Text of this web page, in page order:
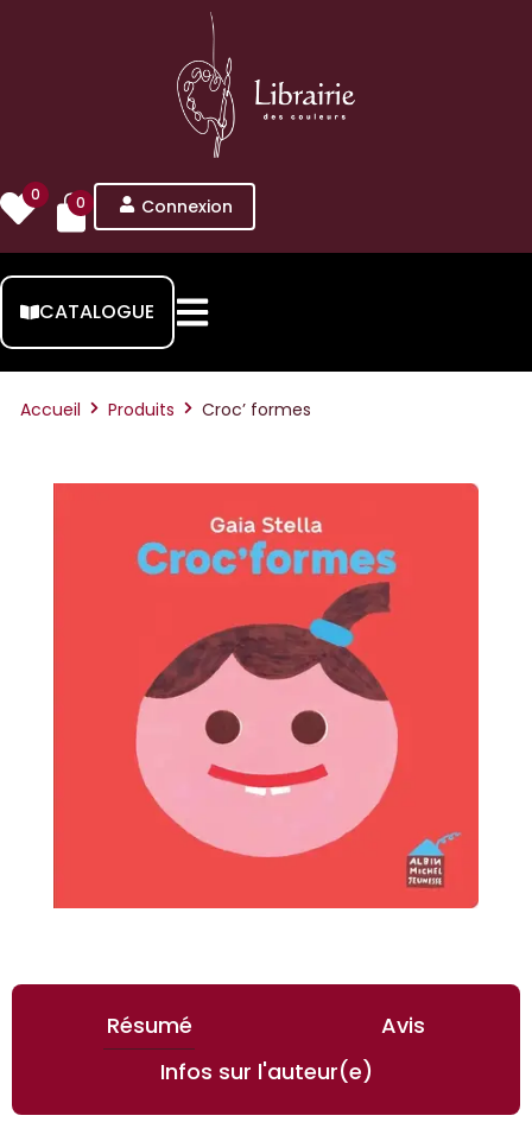
0 0 Connexion
CATALOGUE
Accueil Produits Croc’ formes
Résumé
Avis
Infos sur l'auteur(e)